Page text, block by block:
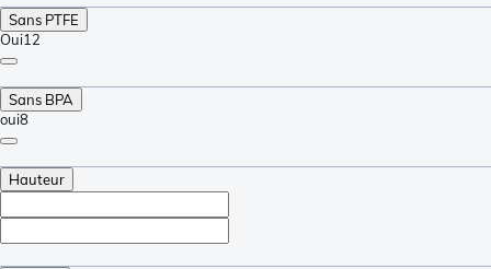
Sans PTFE
Oui12
Sans BPA
oui8
Hauteur